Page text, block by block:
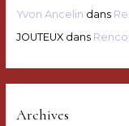
Yvon Ancelin dans
JOUTEUXdans
Archives